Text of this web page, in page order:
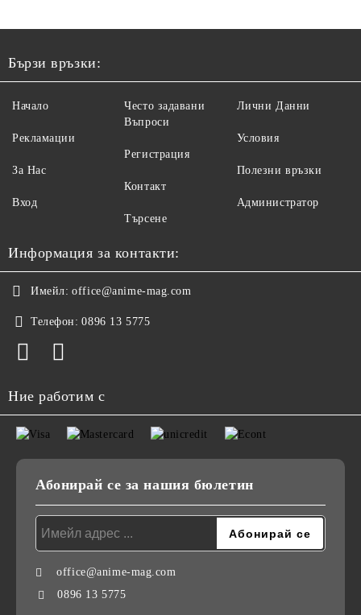
Бързи връзки:
Начало
Рекламации
За Нас
Вход
Често задавани
Въпроси
Регистрация
Контакт
Търсене
Лични Данни
Условия
Полезни връзки
Администратор
Информация за контакти:
Имейл: office@anime-mag.com
Телефон: 0896 13 5775
Ние работим с
Абонирай се за нашия бюлетин
office@anime-mag.com
0896 13 5775